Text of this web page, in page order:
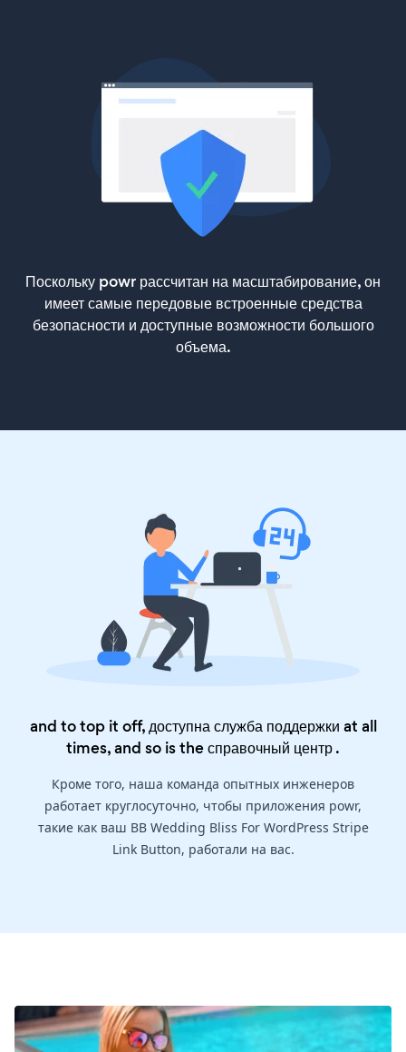
Поскольку powr рассчитан на масштабирование, он
имеет самые передовые встроенные средства
безопасности и доступные возможности большого
объема.
and to top it off, доступна служба поддержки at all
times, and so is theсправочный центр.
Кроме того, наша команда опытных инженеров
работает круглосуточно, чтобы приложения powr,
такие как ваш BB Wedding Bliss For WordPress Stripe
Link Button, работали на вас.